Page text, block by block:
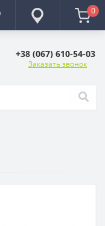
0
+38 (067) 610-54-03
Заказать звонок